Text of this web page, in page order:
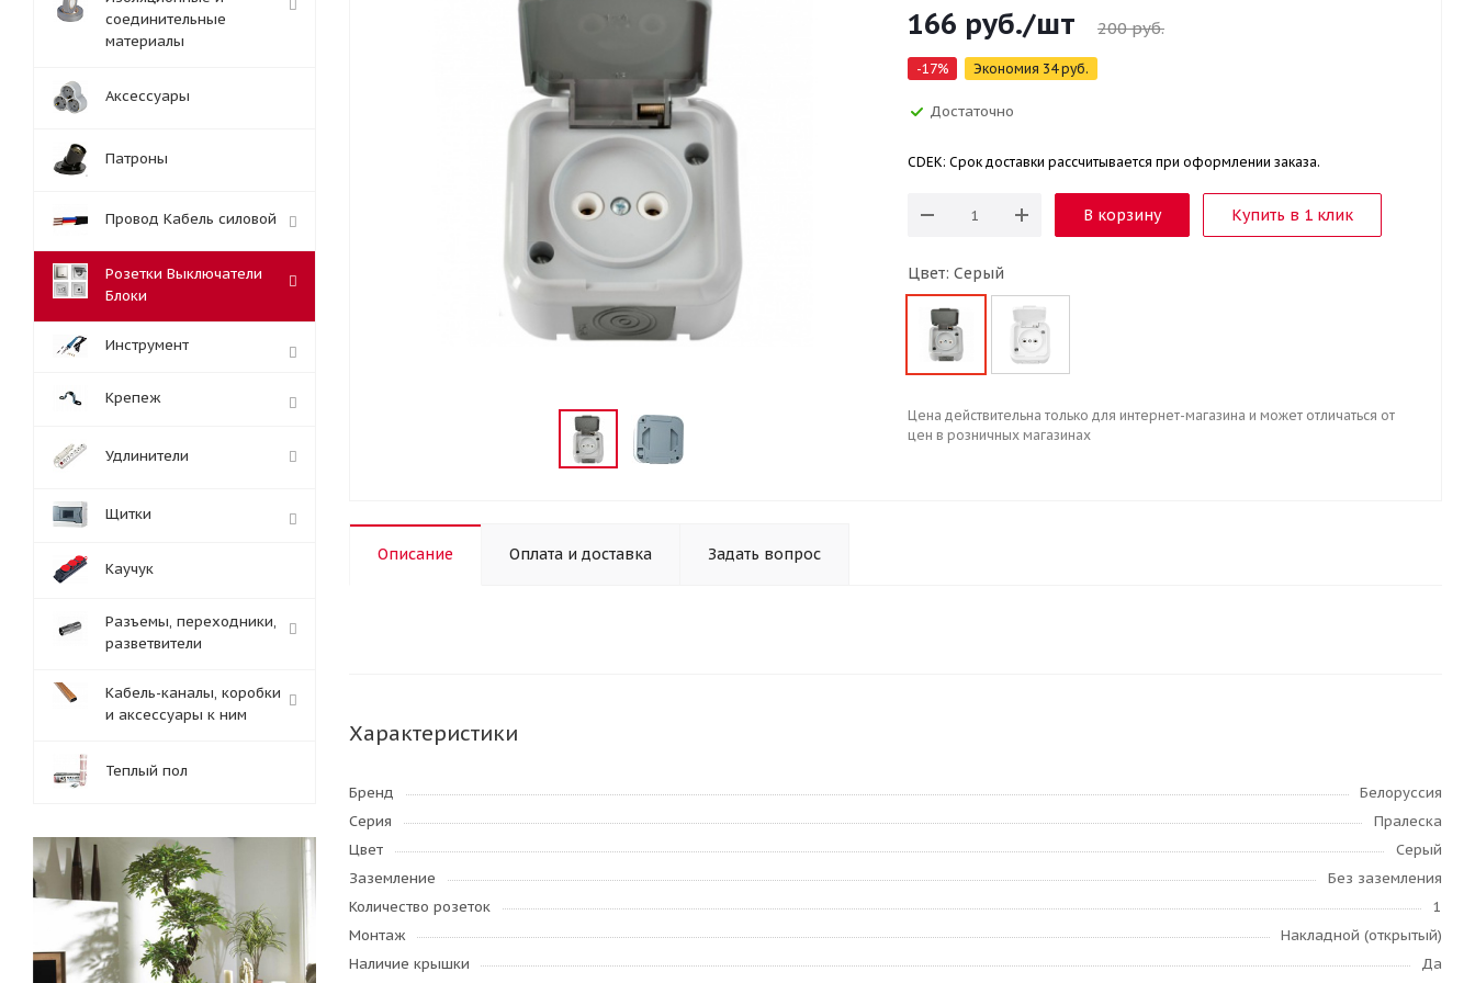
166 руб./шт 200руб.
-17% Экономия 34руб.
Достаточно
CDEK: Срок доставки рассчитывается при оформлении заказа.
В корзину Купить в 1 клик
Цвет: Серый
Цена действительна только для интернет-магазина и может отличаться от
цен в розничных магазинах
Описание Оплата и доставка Задать вопрос
Характеристики
Бренд
Белоруссия
Серия
Пралеска
Цвет
Серый
Заземление
Без заземления
Количество розеток
1
Монтаж
Накладной (открытый)
Наличие крышки
Да
соединительные
материалы
Аксессуары
Патроны
Провод Кабель силовой
Розетки Выключатели
Блоки
Инструмент
Крепеж
Удлинители
Щитки
Каучук
Разъемы, переходники,
разветвители
Кабель-каналы, коробки
и аксессуары к ним
Теплый пол